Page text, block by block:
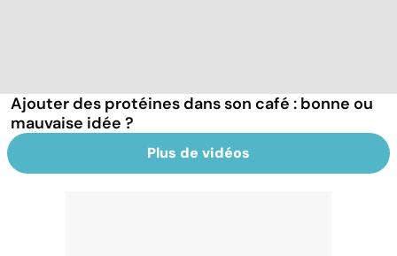
Ajouter des protéines dans son café : bonne ou
mauvaise idée ?
Plus de vidéos